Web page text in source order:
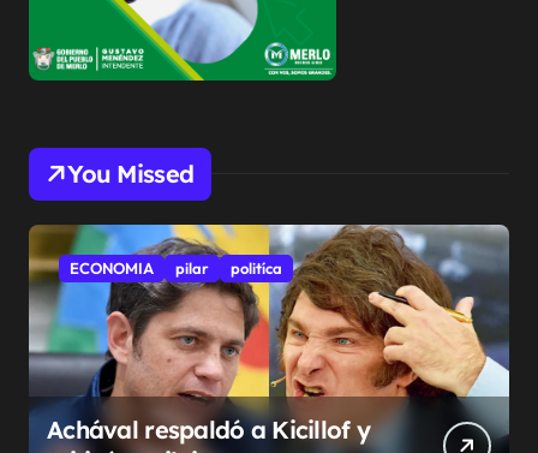
You Missed
ECONOMIA pilar politíca
Achával respaldó a Kicillof y